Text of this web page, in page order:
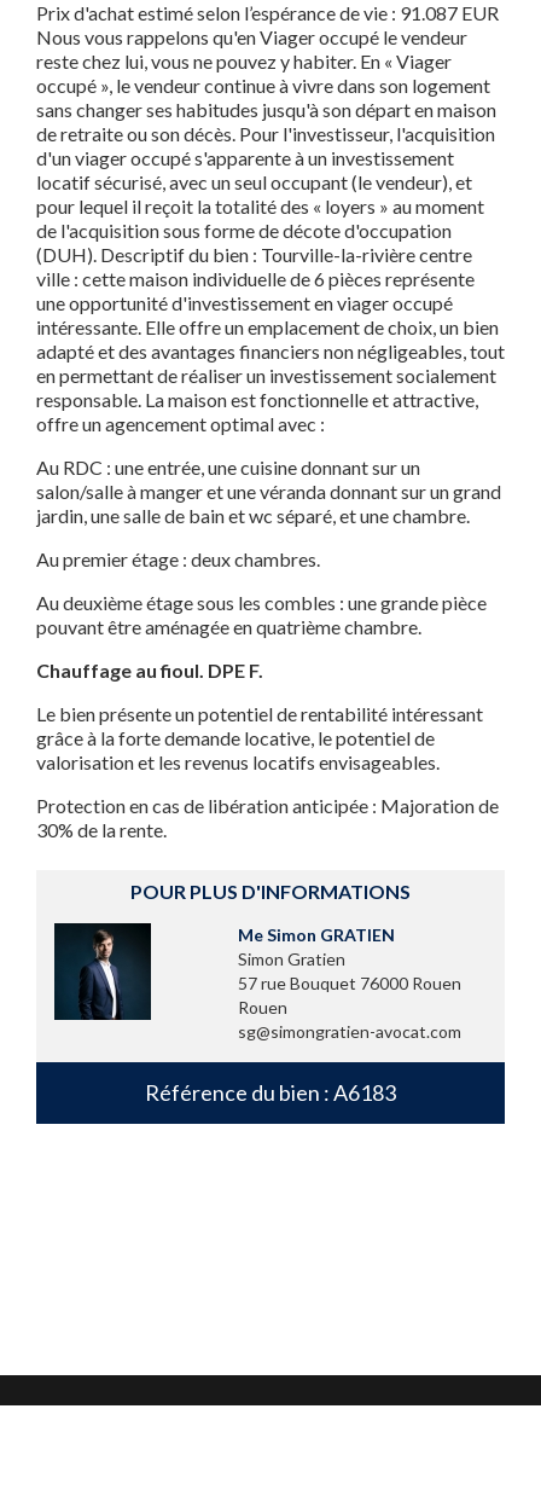
Prix d'achat estimé selon l’espérance de vie : 91.087 EUR
Nous vous rappelons qu'en Viager occupé le vendeur
reste chez lui, vous ne pouvez y habiter. En « Viager
occupé », le vendeur continue à vivre dans son logement
sans changer ses habitudes jusqu'à son départ en maison
de retraite ou son décès. Pour l'investisseur, l'acquisition
d'un viager occupé s'apparente à un investissement
locatif sécurisé, avec un seul occupant (le vendeur), et
pour lequel il reçoit la totalité des « loyers » au moment
de l'acquisition sous forme de décote d'occupation
(DUH). Descriptif du bien : Tourville-la-rivière centre
ville : cette maison individuelle de 6 pièces représente
une opportunité d'investissement en viager occupé
intéressante. Elle offre un emplacement de choix, un bien
adapté et des avantages financiers non négligeables, tout
en permettant de réaliser un investissement socialement
responsable. La maison est fonctionnelle et attractive,
offre un agencement optimal avec :
Au RDC : une entrée, une cuisine donnant sur un
salon/salle à manger et une véranda donnant sur un grand
jardin, une salle de bain et wc séparé, et une chambre.
Au premier étage : deux chambres.
Au deuxième étage sous les combles : une grande pièce
pouvant être aménagée en quatrième chambre.
Chauffage au fioul. DPE F.
Le bien présente un potentiel de rentabilité intéressant
grâce à la forte demande locative, le potentiel de
valorisation et les revenus locatifs envisageables.
Protection en cas de libération anticipée : Majoration de
30% de la rente.
POUR PLUS D'INFORMATIONS
Me Simon GRATIEN
Simon Gratien
57 rue Bouquet 76000 Rouen
Rouen
sg@simongratien-avocat.com
Référence du bien : A6183
Mentions légales